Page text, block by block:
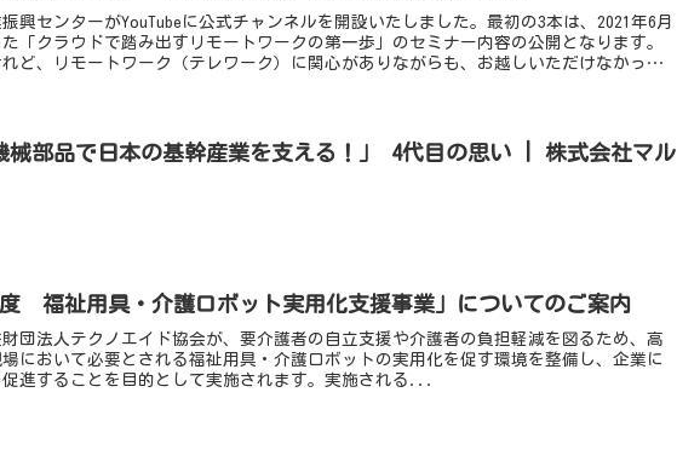
興センターがYouTubeに公式チャンネルを開設いたしました。最初の3本は、2021年6月
「クラウドで踏み出すリモートワークの第一歩」のセミナー内容の公開となります。
ど、リモートワーク（テレワーク）に関心がありながらも、お越しいただけなかっ
械部品で日本の基幹産業を支える！」 4代目の思い | 株式会社マル
度 福祉用具・介護ロボット実用化支援事業」についてのご案内
団法人テクノエイド協会が、要介護者の自立支援や介護者の負担軽減を図るため、高
において必要とされる福祉用具・介護ロボットの実用化を促す環境を整備し、企業に
進することを目的として実施されます。実施される...